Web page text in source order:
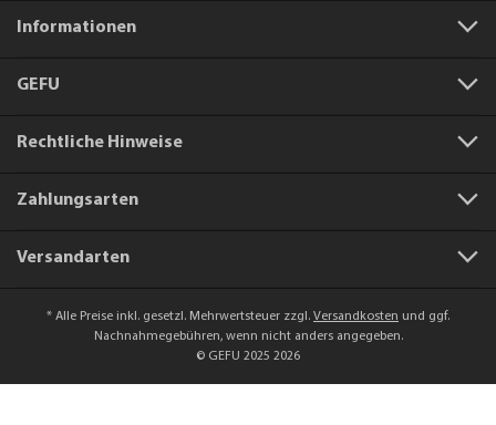
Informationen
GEFU
Rechtliche Hinweise
Zahlungsarten
Versandarten
* Alle Preise inkl. gesetzl. Mehrwertsteuer zzgl. Versandkosten und ggf.
Nachnahmegebühren, wenn nicht anders angegeben.
© GEFU 2025 2026